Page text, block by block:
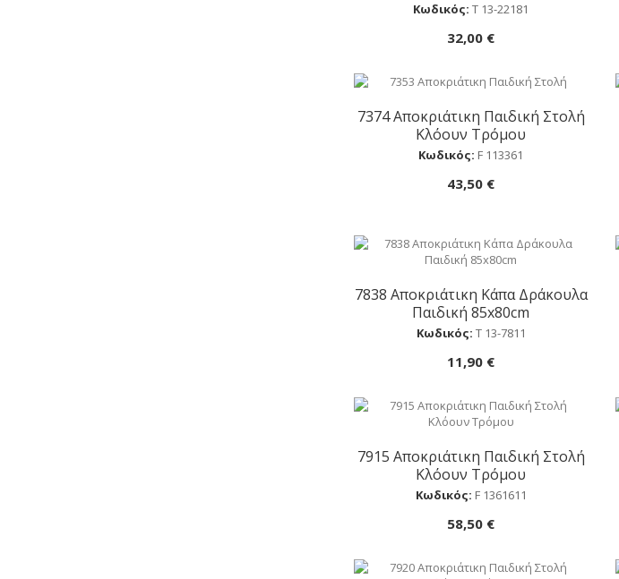
Κωδικός: Τ 13-22181
32,00 €
Αγορά
7374 Αποκριάτικη Παιδική Στολή
Κλόουν Τρόμου
Κωδικός: F 113361
43,50 €
Αγορά
7838 Αποκριάτικη Κάπα Δράκουλα
Παιδική 85x80cm
Κωδικός: Τ 13-7811
11,90 €
Αγορά
7915 Αποκριάτικη Παιδική Στολή
Κλόουν Τρόμου
Κωδικός: F 1361611
58,50 €